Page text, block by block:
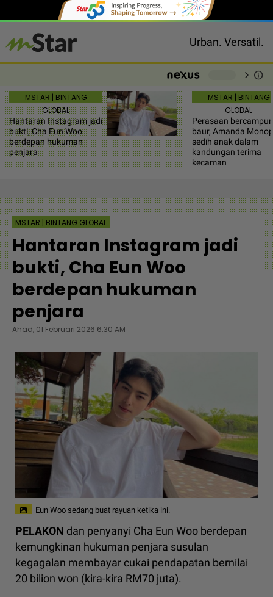
Urban. Versatil.
chevron_right info
MSTAR | BINTANG
GLOBAL
Hantaran Instagram jadi
bukti, Cha Eun Woo
berdepan hukuman
penjara
MSTAR | BINTANG
GLOBAL
Perasaan bercampur
baur, Amanda
sedih anak dalam
kandungan terima
kecaman
MSTAR | BINTANG GLOBAL
Hantaran Instagram jadi
bukti, Cha Eun Woo
berdepan hukuman
penjara
Ahad, 01 Februari 2026 6:30 AM
Eun Woo sedang buat rayuan ketika ini.
PELAKON dan penyanyi Cha Eun Woo berdepan
kemungkinan hukuman penjara susulan
kegagalan membayar cukai pendapatan bernilai
20 bilion won (kira-kira RM70 juta).